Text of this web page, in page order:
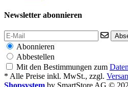
Newsletter abonnieren
Abonnieren
Abbestellen
Mit den Bestimmungen zum
* Alle Preise inkl. MwSt., zzgl.
Shopsystem by SmartStore AG ©